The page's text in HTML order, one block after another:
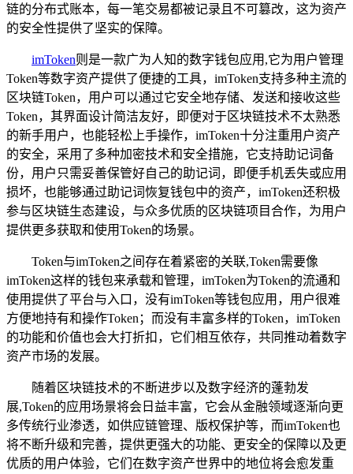
链的分布式账本，每一笔交易都被记录且不可篡改，这为资产
的安全性提供了坚实的保障。
imToken则是一款广为人知的数字钱包应用,它为用户管理
Token等数字资产提供了便捷的工具，imToken支持多种主流的
区块链Token，用户可以通过它安全地存储、发送和接收这些
Token，其界面设计简洁友好，即便对于区块链技术不太熟悉
的新手用户，也能轻松上手操作，imToken十分注重用户资产
的安全，采用了多种加密技术和安全措施，它支持助记词备
份，用户只需妥善保管好自己的助记词，即便手机丢失或应用
损坏，也能够通过助记词恢复钱包中的资产，imToken还积极
参与区块链生态建设，与众多优质的区块链项目合作，为用户
提供更多获取和使用Token的场景。
Token与imToken之间存在着紧密的关联,Token需要像
imToken这样的钱包来承载和管理，imToken为Token的流通和
使用提供了平台与入口，没有imToken等钱包应用，用户很难
方便地持有和操作Token；而没有丰富多样的Token，imToken
的功能和价值也会大打折扣，它们相互依存，共同推动着数字
资产市场的发展。
随着区块链技术的不断进步以及数字经济的蓬勃发
展,Token的应用场景将会日益丰富，它会从金融领域逐渐向更
多传统行业渗透，如供应链管理、版权保护等，而imToken也
将不断升级和完善，提供更强大的功能、更安全的保障以及更
优质的用户体验，它们在数字资产世界中的地位将会愈发重